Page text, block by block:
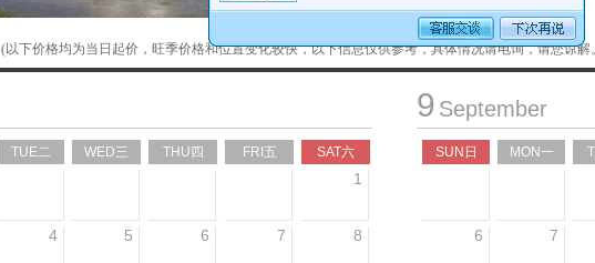
(以下价格均为当日起价，旺季价格和位置变化较快，以下信息仅供参考，具体情况请电询，请您谅解
TUE二 WED三 THU四 FRI五 SAT六
1
4 5 6 7 8
9 September
SUN日 MON一
6 7